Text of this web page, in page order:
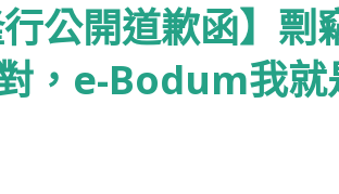
行公開道歉函】剽
，e-Bodum我就